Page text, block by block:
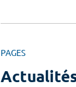
PAGES